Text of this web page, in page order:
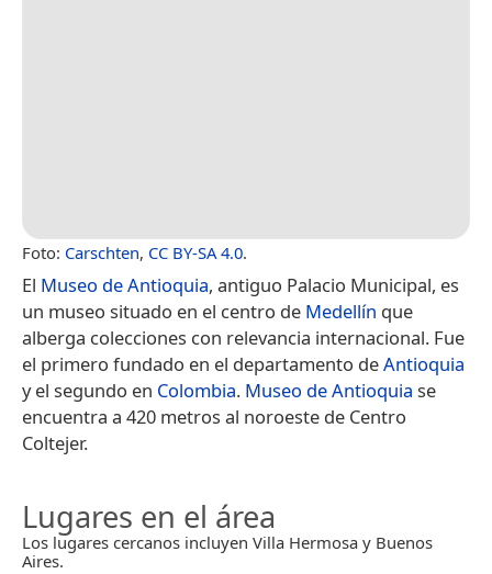
Foto: Carschten, CC BY-SA 4.0.
El Museo de Antioquia, antiguo Palacio Municipal, es
un museo situado en el centro de Medellín que
alberga colecciones con relevancia internacional. Fue
el primero fundado en el departamento deAntioquia
y el segundo en Colombia. Museo de Antioquia se
encuentra a 420 metros al noroeste de Centro
Coltejer.
Lugares en el área
Los lugares cercanos incluyen Villa Hermosa y Buenos
Aires.